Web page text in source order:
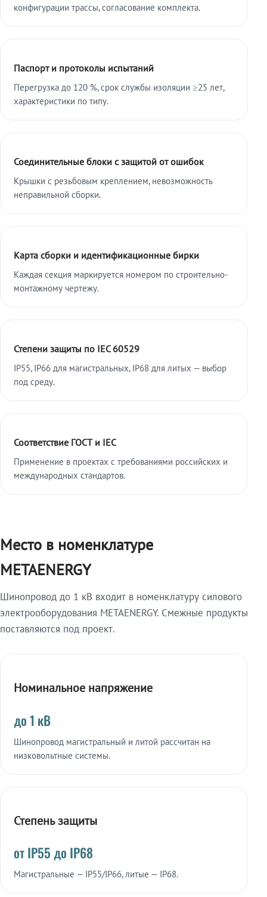
конфигурации трассы, согласование комплекта.
Паспорт и протоколы испытаний
Перегрузка до 120 %, срок службы изоляции ≥25 лет,
характеристики по типу.
Соединительные блоки с защитой от ошибок
Крышки с резьбовым креплением, невозможность
неправильной сборки.
Карта сборки и идентификационные бирки
Каждая секция маркируется номером по строительно-
монтажному чертежу.
Степени защиты по IEC 60529
IP55, IP66 для магистральных, IP68 для литых — выбор
под среду.
Соответствие ГОСТ и IEC
Применение в проектах с требованиями российских и
международных стандартов.
Место в номенклатуре
METAENERGY
Шинопровод до 1 кВ входит в номенклатуру силового
электрооборудования METAENERGY. Смежные продукты
поставляются под проект.
Номинальное напряжение
до 1 кВ
Шинопровод магистральный и литой рассчитан на
низковольтные системы.
Степень защиты
от IP55 до IP68
Магистральные — IP55/IP66, литые — IP68.